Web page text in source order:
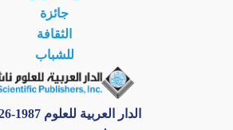
جائزة
الثقافة
للشباب